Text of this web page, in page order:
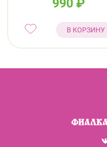
990₽
В КОРЗИНУ